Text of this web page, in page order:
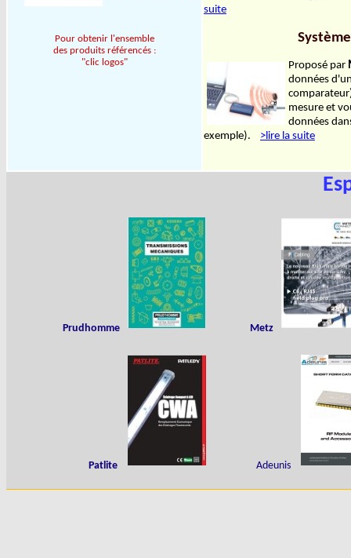
Pour obtenir l'ensemble
des produits référencés :
"clic logos"
suite
Proposé par
données
mesure et
données
exemple). >lire la suite
Prudhomme Metz
Patlite Adeunis